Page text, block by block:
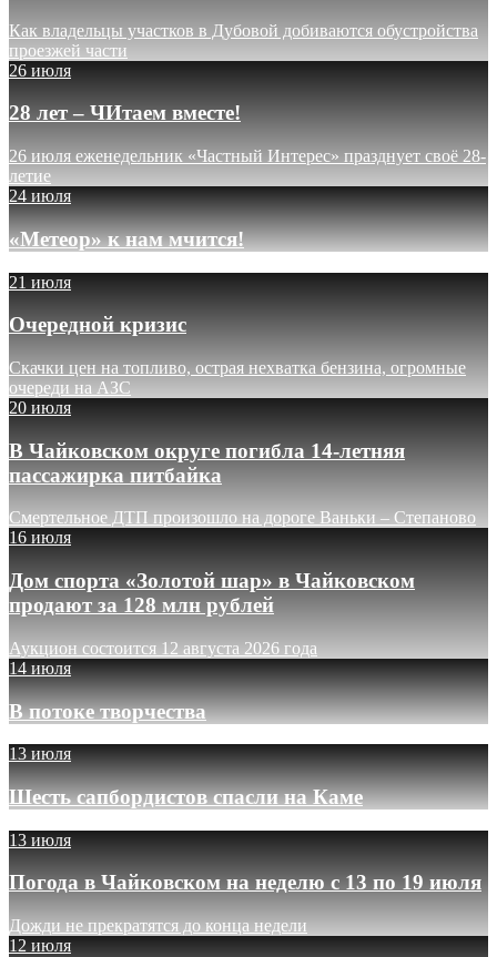
Как владельцы участков в Дубовой добиваются обустройства
проезжей части
26 июля
28 лет – ЧИтаем вместе!
26 июля еженедельник «Частный Интерес» празднует своё 28-
летие
24 июля
«Метеор» к нам мчится!
21 июля
Очередной кризис
Скачки цен на топливо, острая нехватка бензина, огромные
очереди на АЗС
20 июля
В Чайковском округе погибла 14-летняя
пассажирка питбайка
Смертельное ДТП произошло на дороге Ваньки – Степаново
16 июля
Дом спорта «Золотой шар» в Чайковском
продают за 128 млн рублей
Аукцион состоится 12 августа 2026 года
14 июля
В потоке творчества
13 июля
Шесть сапбордистов спасли на Каме
13 июля
Погода в Чайковском на неделю с 13 по 19 июля
Дожди не прекратятся до конца недели
12 июля